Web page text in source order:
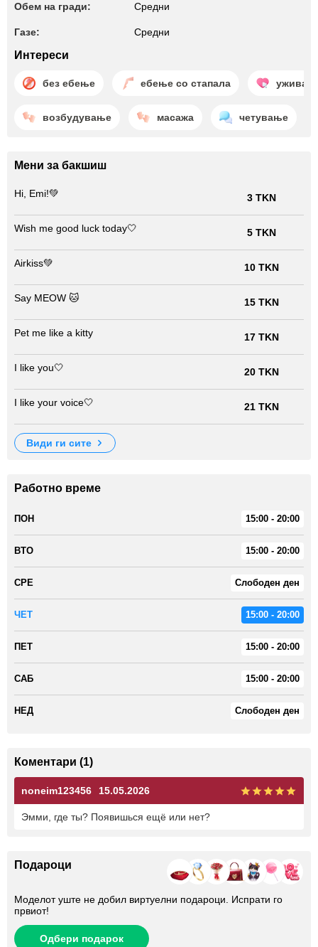
Обем на гради: Средни
Газе: Средни
Интереси
без ебење ебење со стапала
возбудување масажа четување
Мени за бакшиш
Hi, Emi!💚 3 TKN
Wish me good luck today🤍 5 TKN
Airkiss💚 10 TKN
Say MEOW 🐱 15 TKN
Pet me like a kitty 17 TKN
I like you🤍 20 TKN
I like your voice🤍 21 TKN
види ги сите
Работно време
ПОН 15:00 - 20:00
ВТО 15:00 - 20:00
СРЕ Слободен ден
ЧЕТ 15:00 - 20:00
ПЕТ 15:00 - 20:00
САБ 15:00 - 20:00
НЕД Слободен ден
Коментари (1)
noneim123456 15.05.2026
Эмми, где ты? Появишься ещё или нет?
Подароци
Моделот уште не добил виртуелни подароци. Испрати го
првиот!
Одбери подарок